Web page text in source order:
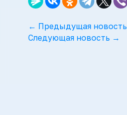
← Предыдущая новость
Следующая новость →